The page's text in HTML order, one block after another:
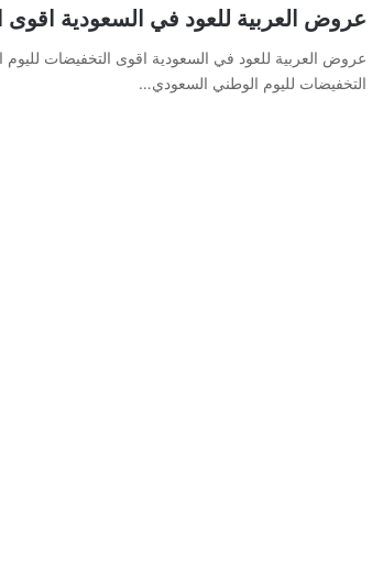
عروض العربية للعود في السعودية
عروض العربية للعود في السعودية اقوى التخفيضات
التخفيضات لليوم الوطني السعودي…